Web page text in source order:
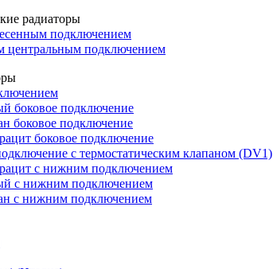
радиаторы
подключением
центральным подключением
боковое подключение
боковое подключение
боковое подключение
с термостатическим клапаном (DV1)
с нижним подключением
с нижним подключением
с нижним подключением